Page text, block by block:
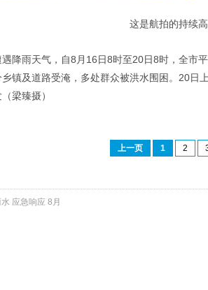
这是航拍的持续
降雨天气，自8月16日8时至20日8时，全市
镇及道路受淹，多处群众被洪水围困。20
梁臻摄）
上一页 1 2
应急响应 8月